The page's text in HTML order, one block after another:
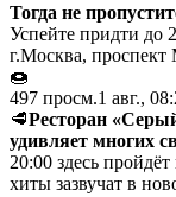
Тогда не
Успейте придти до
г.Москва,
🍩
497 просм.1 авг.,
🥩Ресторан
удивляет многих
20:00 здесь
хиты зазвучат в